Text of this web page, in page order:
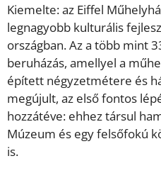
Kiemelte: az Eiffel
legnagyobb kulturális
országban. Az a több mint
beruházás, amellyel a
épített négyzetmétere és
megújult, az első fontos
hozzátéve: ehhez társul
Múzeum és egy felsőfokú
is.